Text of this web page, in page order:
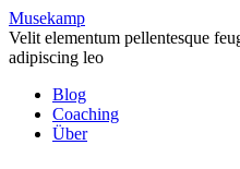
Musekamp
Velit elementum pellentesque
adipiscing leo
Blog
Coaching
Über